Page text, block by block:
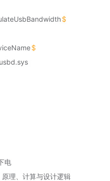
电
理、计算与设计逻辑